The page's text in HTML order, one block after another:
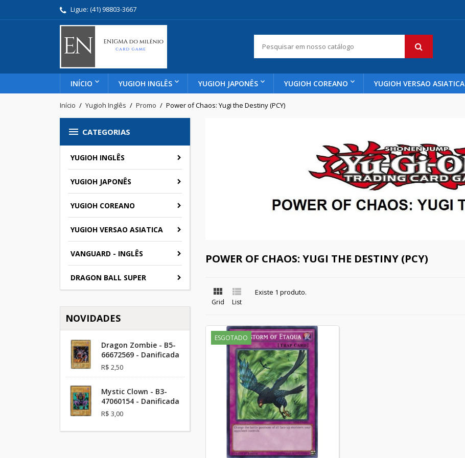
Ligue: (41) 98803-3667
INÍCIO YUGIOH INGLÊS YUGIOH JAPONÊS YUGIOH COREANO YUGIOH VERSAO ASIATICA
Início Yugioh Inglês Promo Power of Chaos: Yugi the Destiny (PCY)
 CATEGORIAS
YUGIOH INGLÊS
YUGIOH JAPONÊS
YUGIOH COREANO
YUGIOH VERSAO ASIATICA
VANGUARD - INGLÊS
DRAGON BALL SUPER
NOVIDADES
Dragon Zombie - B5-
66672569 - Danificada
R$ 2,50
Mystic Clown - B3-
47060154 - Danificada
R$ 3,00
POWER OF CHAOS: YUGI THE DESTINY (PCY)

Grid

List
Existe 1 produto.
ESGOTADO